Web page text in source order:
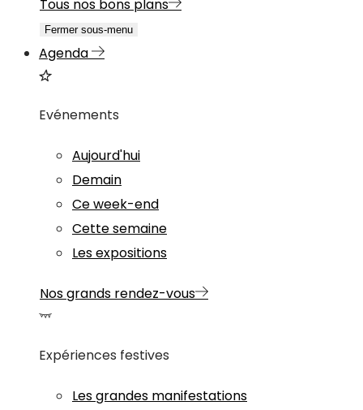
Tous nos bons plans
Fermer sous-menu
Agenda
Evénements
Aujourd'hui
Demain
Ce week-end
Cette semaine
Les expositions
Nos grands rendez-vous
Expériences festives
Les grandes manifestations